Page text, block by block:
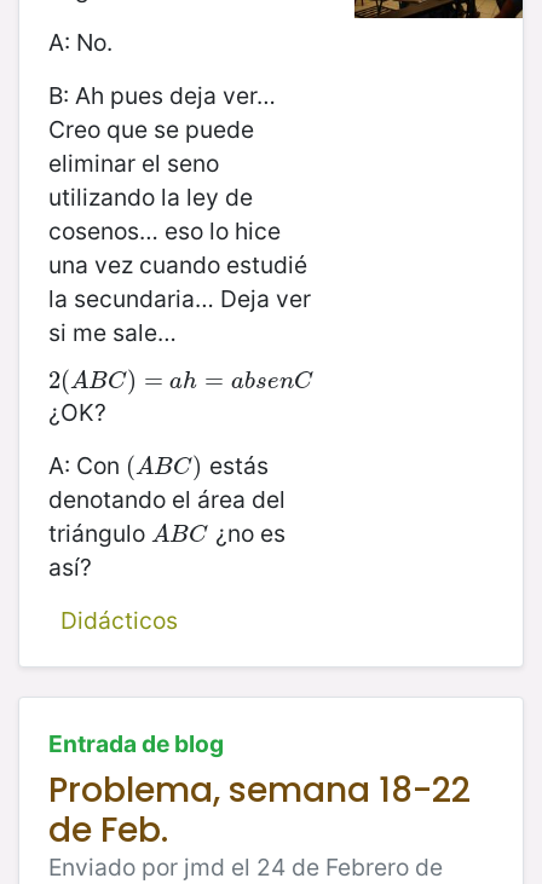
A: No.
B: Ah pues deja ver…
Creo que se puede
eliminar el seno
utilizando la ley de
cosenos… eso lo hice
una vez cuando estudié
la secundaria… Deja ver
si me sale…
2(ABC) = ah = absenC
2(ABC)= ah =a bs enC
¿OK?
A: Con (ABC)
(ABC)
estás
denotando el área del
triángulo ABC
ABC
¿no es
así?
Didácticos
Entrada de blog
Problema, semana 18-22
de Feb.
Enviado por jmd el 24 de Febrero de